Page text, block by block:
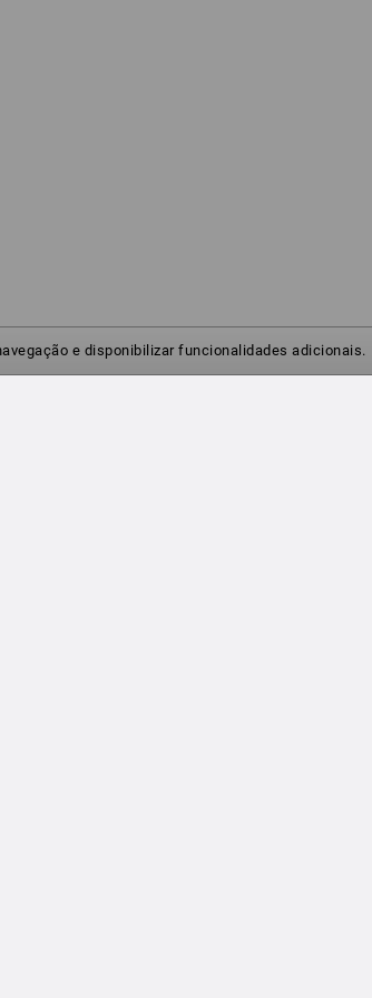
e disponibilizar funcionalidades adicionais.